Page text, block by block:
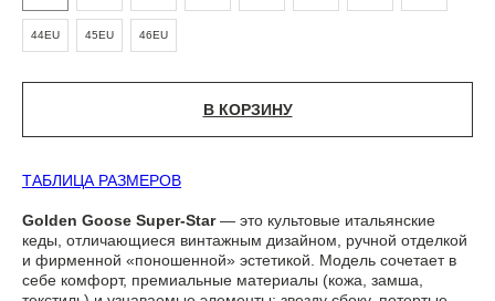
44EU 45EU 46EU
В КОРЗИНУ
ТАБЛИЦА РАЗМЕРОВ
Golden Goose Super-Star— это культовые итальянские
кеды, отличающиеся винтажным дизайном, ручной отделкой
и фирменной «поношенной» эстетикой. Модель сочетает в
себе комфорт, премиальные материалы (кожа, замша,